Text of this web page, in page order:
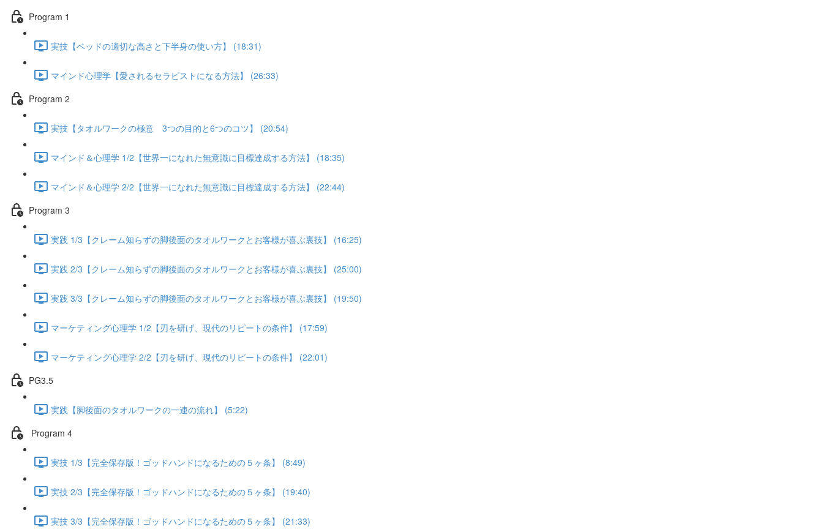
Program 1
実技【ベッドの適切な高さと下半身の使い方】 (18:31)
マインド心理学【愛されるセラピストになる方法】 (26:33)
Program 2
実技【タオルワークの極意 3つの目的と6つのコツ】 (20:54)
マインド＆心理学 1/2【世界一になれた無意識に目標達成する方法】 (18:35)
マインド＆心理学 2/2【世界一になれた無意識に目標達成する方法】 (22:44)
Program 3
実践 1/3【クレーム知らずの脚後面のタオルワークとお客様が喜ぶ裏技】 (16:25)
実践 2/3【クレーム知らずの脚後面のタオルワークとお客様が喜ぶ裏技】 (25:00)
実践 3/3【クレーム知らずの脚後面のタオルワークとお客様が喜ぶ裏技】 (19:50)
マーケティング心理学 1/2【刃を研げ、現代のリピートの条件】 (17:59)
マーケティング心理学 2/2【刃を研げ、現代のリピートの条件】 (22:01)
PG3.5
実践【脚後面のタオルワークの一連の流れ】 (5:22)
Program 4
実技 1/3【完全保存版！ゴッドハンドになるための５ヶ条】 (8:49)
実技 2/3【完全保存版！ゴッドハンドになるための５ヶ条】 (19:40)
実技 3/3【完全保存版！ゴッドハンドになるための５ヶ条】 (21:33)